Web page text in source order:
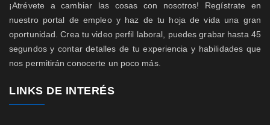
¡Atrévete a cambiar las cosas con nosotros! Regístrate en
nuestro portal de empleo y haz de tu hoja de vida una gran
oportunidad. Crea tu video perfil laboral, puedes grabar hasta 45
segundos y contar detalles de tu experiencia y habilidades que
nos permitirán conocerte un poco más.
LINKS DE INTERÉS